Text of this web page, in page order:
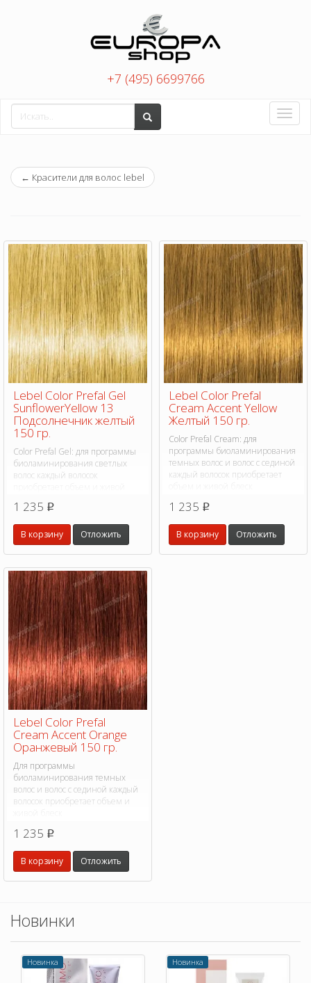
+7 (495) 6699766
Toggle
← Красители для волос lebel
Lebel Color Prefal Gel
SunflowerYellow 13
Подсолнечник желтый
150 гр.
Color Prefal Gel: для программы
биоламинирования светлых
волос каждый волосок
1 235 p
В корзину Отложить
Lebel Color Prefal
Cream Accent Yellow
Желтый 150 гр.
Color Prefal Cream: для
программы биоламинирования
темных волос и волос с сединой
каждый волосок приобретает
1 235 p
В корзину Отложить
Lebel Color Prefal
Cream Accent Orange
Оранжевый 150 гр.
Для программы
биоламинирования темных
волос и волос с сединой каждый
волосок приобретает объем и
1 235 p
В корзину Отложить
Новинки
Новинка Новинка